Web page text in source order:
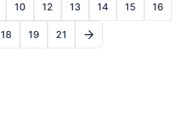
10 12 13 14 15 16
18 19 21